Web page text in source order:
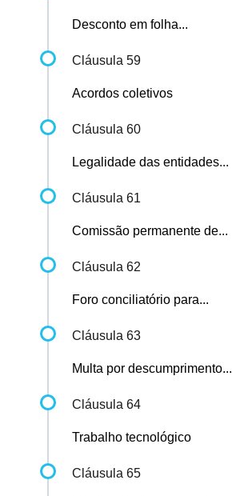
Desconto em folha...
Cláusula 59
Acordos coletivos
Cláusula 60
Legalidade das entidades...
Cláusula 61
Comissão permanente de...
Cláusula 62
Foro conciliatório para...
Cláusula 63
Multa por descumprimento...
Cláusula 64
Trabalho tecnológico
Cláusula 65